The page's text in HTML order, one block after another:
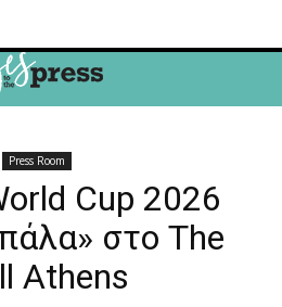
Press Room
Cup 2026
στο The
Athens